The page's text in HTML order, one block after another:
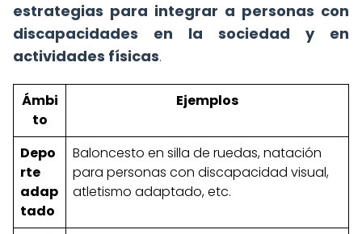
estrategias para integrar a personas con
discapacidades en la sociedad y en
actividades físicas.
Ámbi
to
Ejemplos
Depo
rte
adap
tado
Baloncesto en silla de ruedas, natación
para personas con discapacidad visual,
atletismo adaptado, etc.